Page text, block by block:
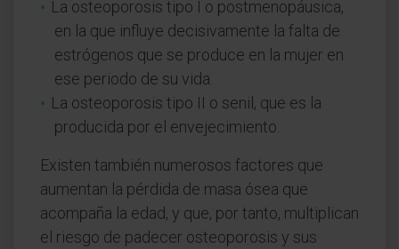
La osteoporosis tipo I o postmenopáusica,
en la que influye decisivamente la falta de
estrógenos que se produce en la mujer en
ese periodo de su vida.
La osteoporosis tipo II o senil, que es la
producida por el envejecimiento.
Existen también numerosos factores que
aumentan la pérdida de masa ósea que
acompaña la edad, y que, por tanto, multiplican
el riesgo de padecer osteoporosis y sus